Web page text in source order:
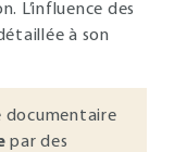
L’influence des
à son
documentaire
par des